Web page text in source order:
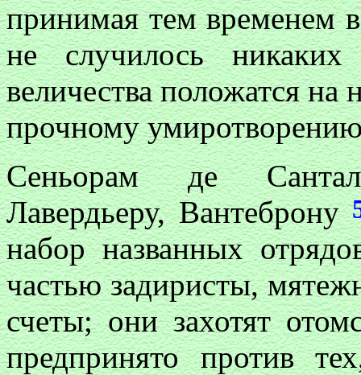
принимая тем временем
не случилось
величества положатся на
прочному
Сеньорам де
Лавердьеру, Вантеброну
набор названных
частью задиристы,
счеты; они захотят
предпринято против